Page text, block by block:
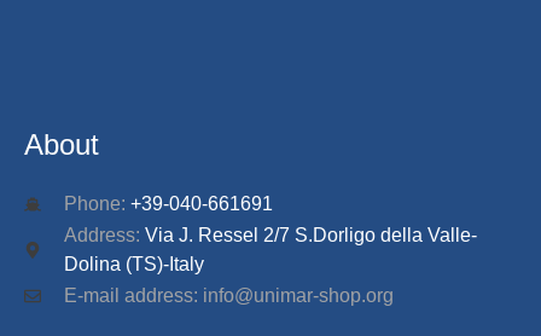
About
Phone: +39-040-661691
Address: Via J. Ressel 2/7 S.Dorligo della Valle-
Dolina (TS)-Italy
E-mail address: info@unimar-shop.org